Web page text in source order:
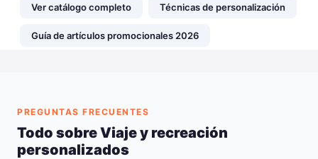
Ver catálogo completo Técnicas de personalización
Guía de artículos promocionales 2026
PREGUNTAS FRECUENTES
Todo sobre Viaje y recreación
personalizados